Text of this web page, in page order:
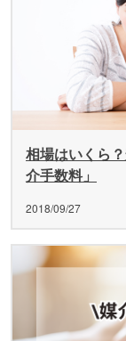
相場はいくら
介手数料」
2018/09/27